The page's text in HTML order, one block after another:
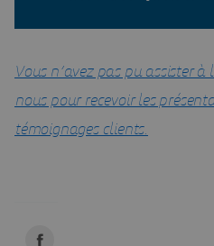
Vous n’avez pas pu assister à
nous pour recevoir les
témoignages clients.